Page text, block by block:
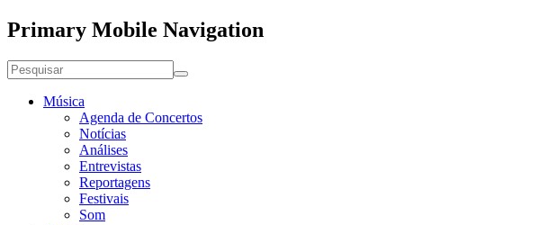
Primary Mobile Navigation
Música
Agenda de Concertos
Notícias
Análises
Entrevistas
Reportagens
Festivais
Som